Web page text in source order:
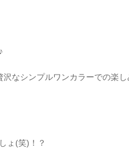
なシンプルワンカラーでの楽し
ょ(笑)！？